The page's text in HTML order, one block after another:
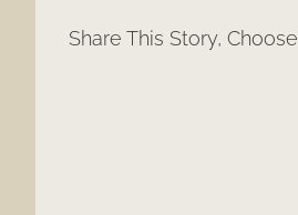
Share This Story,